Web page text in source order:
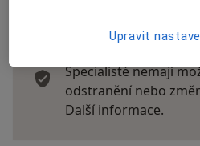
Recenze pacientů
Specialisté nemají
odstranění nebo
Další informace.
Upravit